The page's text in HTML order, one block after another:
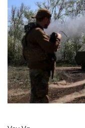
Thể thao
Bóng đá